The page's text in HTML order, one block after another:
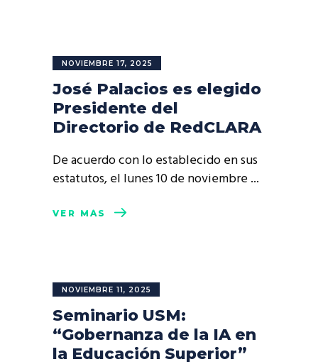
NOVIEMBRE 17, 2025
José Palacios es elegido
Presidente del
Directorio de RedCLARA
De acuerdo con lo establecido en sus
estatutos, el lunes 10 de noviembre
VER MÁS
NOVIEMBRE 11, 2025
Seminario USM:
“Gobernanza de la IA en
la Educación Superior”